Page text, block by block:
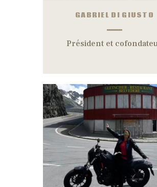
GABRIEL DI GIUSTO
Président et